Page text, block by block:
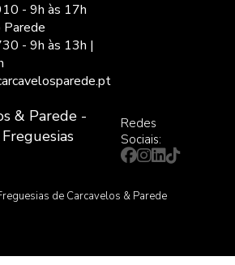
- 9h às 17h
Parede
- 9h às 13h |
de Carcavelos & Parede
Redes
Sociais: